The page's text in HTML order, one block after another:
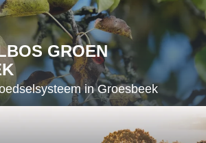
GROEN
in Groesbeek